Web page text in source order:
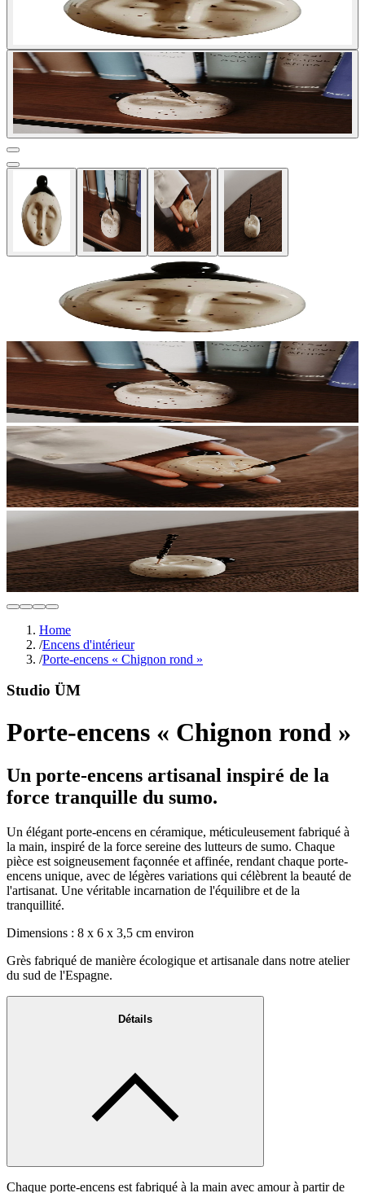
Home
/Encens d'intérieur
/Porte-encens « Chignon rond »
Studio ÜM
Porte-encens « Chignon rond »
Un porte-encens artisanal inspiré de la
force tranquille du sumo.
Un élégant porte-encens en céramique, méticuleusement fabriqué à
la main, inspiré de la force sereine des lutteurs de sumo. Chaque
pièce est soigneusement façonnée et affinée, rendant chaque porte-
encens unique, avec de légères variations qui célèbrent la beauté de
l'artisanat. Une véritable incarnation de l'équilibre et de la
tranquillité.
Dimensions : 8 x 6 x 3,5 cm environ
Grès fabriqué de manière écologique et artisanale dans notre atelier
du sud de l'Espagne.
Détails
Chaque porte-encens est fabriqué à la main avec amour à partir de